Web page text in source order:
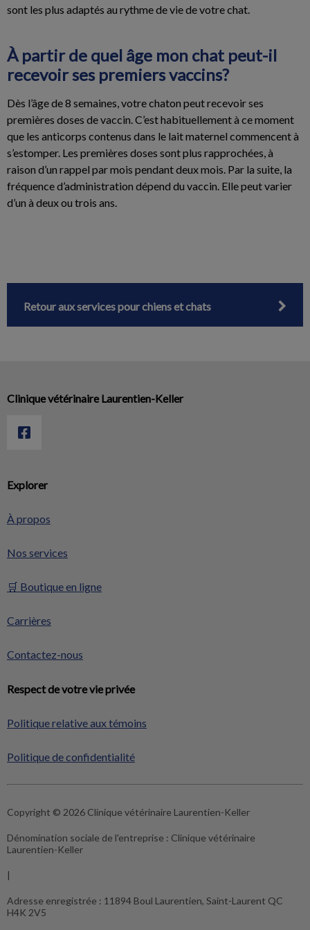
sont les plus adaptés au rythme de vie de votre chat.
À partir de quel âge mon chat peut-il
recevoir ses premiers vaccins?
Dès l’âge de 8 semaines, votre chaton peut recevoir ses
premières doses de vaccin. C’est habituellement à ce moment
que les anticorps contenus dans le lait maternel commencent à
s’estomper. Les premières doses sont plus rapprochées, à
raison d’un rappel par mois pendant deux mois. Par la suite, la
fréquence d’administration dépend du vaccin. Elle peut varier
d’un à deux ou trois ans.
Retour aux services pour chiens et chats
Explorer
À propos
Nos services
🛒 Boutique en ligne
Carrières
Contactez-nous
Respect de votre vie privée
Politique relative aux témoins
Politique de confidentialité
Clinique vétérinaire Laurentien-Keller
Copyright © 2026 Clinique vétérinaire Laurentien-Keller
Dénomination sociale de l'entreprise : Clinique vétérinaire
Laurentien-Keller
|
Adresse enregistrée : 11894 Boul Laurentien, Saint-Laurent QC
H4K 2V5